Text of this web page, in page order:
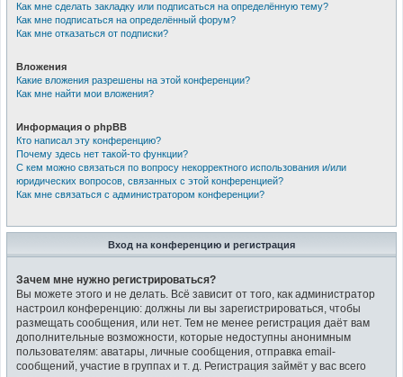
Как мне сделать закладку или подписаться на определённую тему?
Как мне подписаться на определённый форум?
Как мне отказаться от подписки?
Вложения
Какие вложения разрешены на этой конференции?
Как мне найти мои вложения?
Информация о phpBB
Кто написал эту конференцию?
Почему здесь нет такой-то функции?
С кем можно связаться по вопросу некорректного использования и/или
юридических вопросов, связанных с этой конференцией?
Как мне связаться с администратором конференции?
Вход на конференцию и регистрация
Зачем мне нужно регистрироваться?
Вы можете этого и не делать. Всё зависит от того, как администратор
настроил конференцию: должны ли вы зарегистрироваться, чтобы
размещать сообщения, или нет. Тем не менее регистрация даёт вам
дополнительные возможности, которые недоступны анонимным
пользователям: аватары, личные сообщения, отправка email-
сообщений, участие в группах и т. д. Регистрация займёт у вас всего